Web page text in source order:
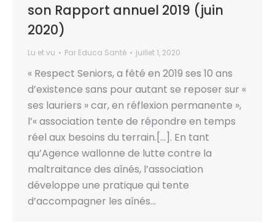
son Rapport annuel 2019 (juin
2020)
Lu et vu Par Educa Santé juillet 1, 2020
« Respect Seniors, a fêté en 2019 ses 10 ans
d’existence sans pour autant se reposer sur «
ses lauriers » car, en réflexion permanente »,
l’« association tente de répondre en temps
réel aux besoins du terrain.[…]. En tant
qu’Agence wallonne de lutte contre la
maltraitance des aînés, l’association
développe une pratique qui tente
d’accompagner les aînés…